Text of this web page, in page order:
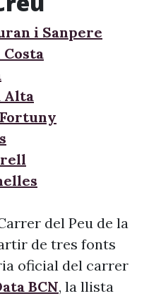
i Sanpere
Alta
del Peu de la
de tres fonts
oficial del carrer
BCN, la llista